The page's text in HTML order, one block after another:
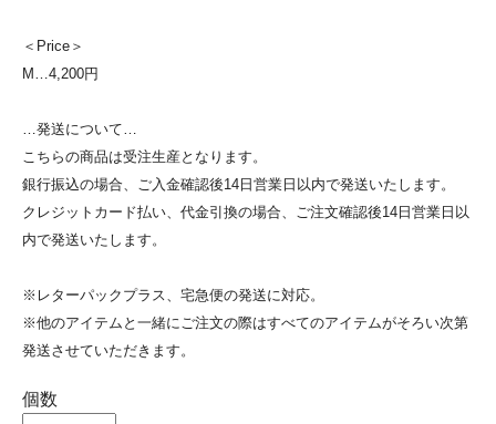
＜Price＞
M…4,200円
…発送について…
こちらの商品は受注生産となります。
銀行振込の場合、ご入金確認後14日営業日以内で発送いたします。
クレジットカード払い、代金引換の場合、ご注文確認後14日営業日以
内で発送いたします。
※レターパックプラス、宅急便の発送に対応。
※他のアイテムと一緒にご注文の際はすべてのアイテムがそろい次第
発送させていただきます。
個数